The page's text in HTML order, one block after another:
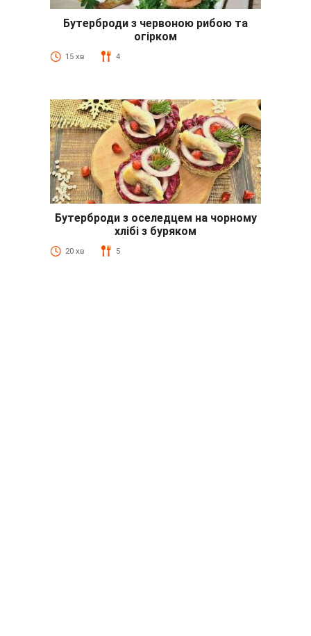
Бутерброди з червоною рибою та
огірком
15 хв 4
Бутерброди з оселедцем на чорному
хлібі з буряком
20 хв 5